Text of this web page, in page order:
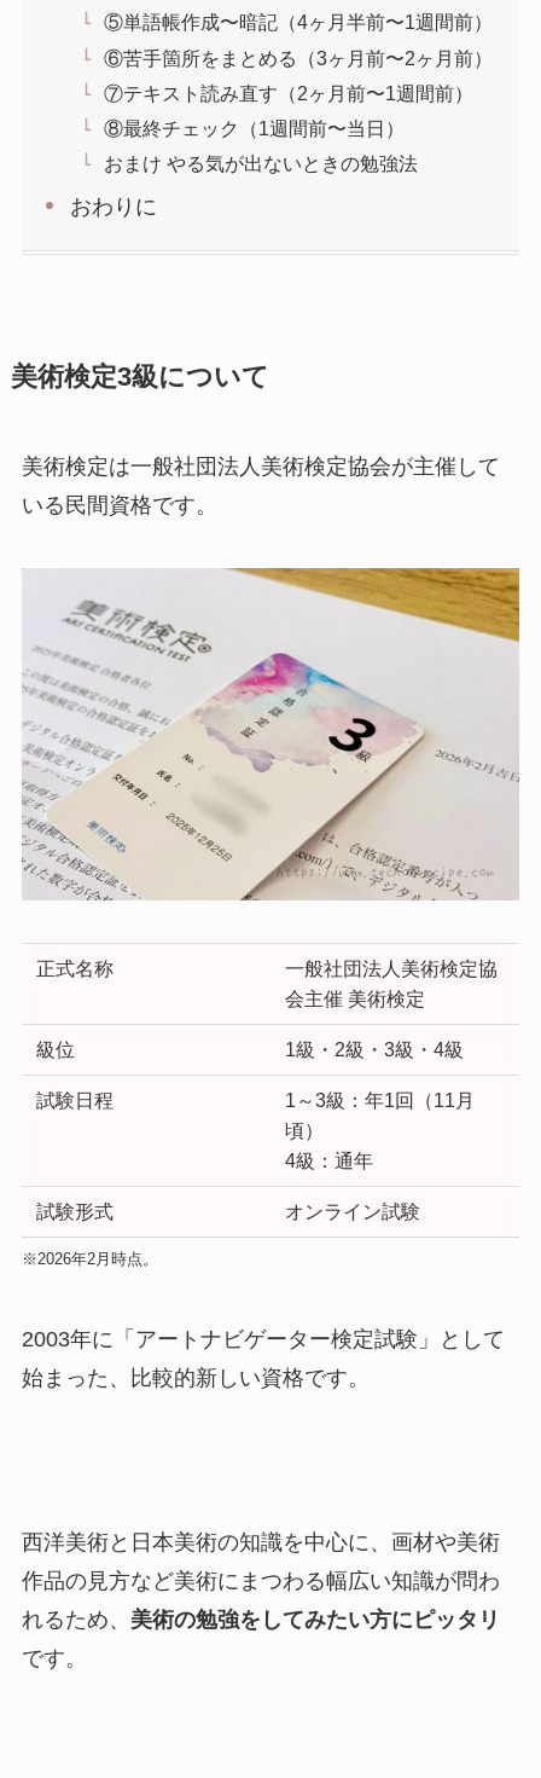
⑤単語帳作成〜暗記（4ヶ月半前〜1週間前）
⑥苦手箇所をまとめる（3ヶ月前〜2ヶ月前）
⑦テキスト読み直す（2ヶ月前〜1週間前）
⑧最終チェック（1週間前〜当日）
おまけ やる気が出ないときの勉強法
おわりに
美術検定3級について
美術検定は一般社団法人美術検定協会が主催して
いる民間資格です。
正式名称
一般社団法人美術検定協
会主催 美術検定
級位 1級・2級・3級・4級
試験日程
1～3級：年1回（11月
頃）
4級：通年
試験形式 オンライン試験
※2026年2月時点。
2003年に「アートナビゲーター検定試験」として
始まった、比較的新しい資格です。
西洋美術と日本美術の知識を中心に、画材や美術
作品の見方など美術にまつわる幅広い知識が問わ
れるため、 美術の勉強をしてみたい方にピッタリ
です。